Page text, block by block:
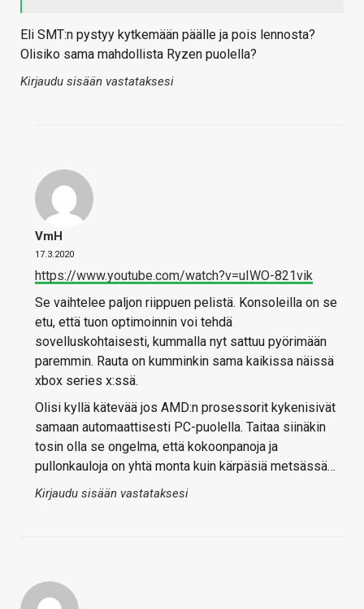
Eli SMT:n pystyy kytkemään päälle ja pois lennosta?
Olisiko sama mahdollista Ryzen puolella?
Kirjaudu sisään vastataksesi
VmH
17.3.2020
https://www.youtube.com/watch?v=uIWO-821vik
Se vaihtelee paljon riippuen pelistä. Konsoleilla on se
etu, että tuon optimoinnin voi tehdä
sovelluskohtaisesti, kummalla nyt sattuu pyörimään
paremmin. Rauta on kumminkin sama kaikissa näissä
xbox series x:ssä.
Olisi kyllä kätevää jos AMD:n prosessorit kykenisivät
samaan automaattisesti PC-puolella. Taitaa siinäkin
tosin olla se ongelma, että kokoonpanoja ja
pullonkauloja on yhtä monta kuin kärpäsiä metsässä…
Kirjaudu sisään vastataksesi